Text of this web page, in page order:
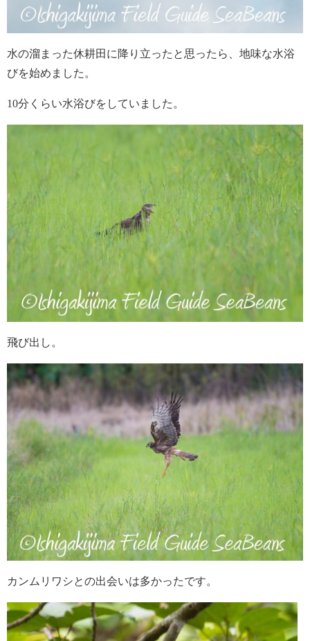
水の溜まった休耕田に降り立ったと思ったら、地味な水浴
びを始めました。
10分くらい水浴びをしていました。
飛び出し。
カンムリワシとの出会いは多かったです。